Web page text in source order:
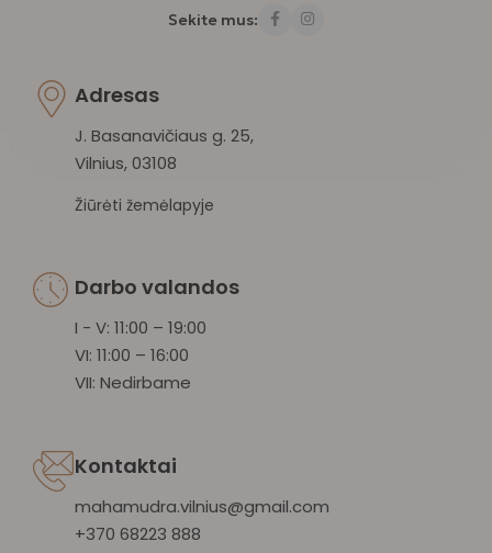
Sekite mus:
Adresas
J. Basanavičiaus g. 25,
Vilnius, 03108
Žiūrėti žemėlapyje
Darbo valandos
I - V: 11:00 – 19:00
VI: 11:00 – 16:00
VII: Nedirbame
Kontaktai
mahamudra.vilnius@gmail.com
+370 68223 888